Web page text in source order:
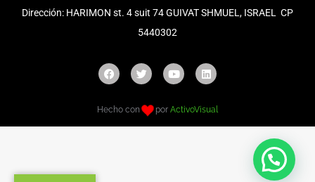
Dirección: HARIMON st. 4 suit 74 GUIVAT SHMUEL, ISRAEL CP
5440302
Hecho con por ActivoVisual